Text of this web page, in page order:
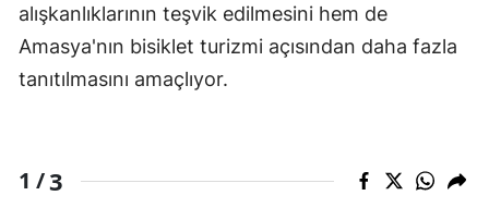
alışkanlıklarının teşvik edilmesini hem de
Amasya'nın bisiklet turizmi açısından daha fazla
tanıtılmasını amaçlıyor.
1 /3